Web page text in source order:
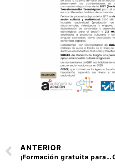
ANTERIOR
¡Formación gratuita para profesionales del sector audiovisual en Aragón!